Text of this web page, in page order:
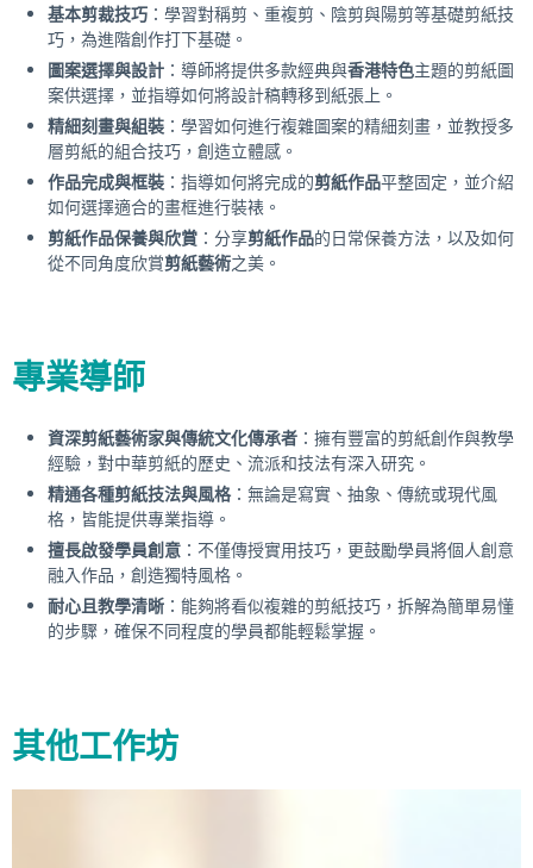
基本剪裁技巧 ：學習對稱剪、重複剪、陰剪與陽剪等基礎剪紙技
巧，為進階創作打下基礎。
圖案選擇與設計 ：導師將提供多款經典與香港特色主題的剪紙圖
案供選擇，並指導如何將設計稿轉移到紙張上。
精細刻畫與組裝 ：學習如何進行複雜圖案的精細刻畫，並教授多
層剪紙的組合技巧，創造立體感。
作品完成與框裝 ：指導如何將完成的剪紙作品平整固定，並介紹
如何選擇適合的畫框進行裝裱。
剪紙作品保養與欣賞 ：分享剪紙作品的日常保養方法，以及如何
從不同角度欣賞剪紙藝術之美。
專業導師
資深剪紙藝術家與傳統文化傳承者 ：擁有豐富的剪紙創作與教學
經驗，對中華剪紙的歷史、流派和技法有深入研究。
精通各種剪紙技法與風格 ：無論是寫實、抽象、傳統或現代風
格，皆能提供專業指導。
擅長啟發學員創意 ：不僅傳授實用技巧，更鼓勵學員將個人創意
融入作品，創造獨特風格。
耐心且教學清晰 ：能夠將看似複雜的剪紙技巧，拆解為簡單易懂
的步驟，確保不同程度的學員都能輕鬆掌握。
其他工作坊